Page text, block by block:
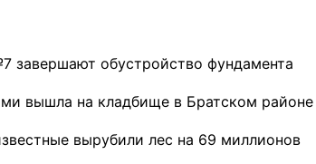
завершают обустройство фундамента
вышла на кладбище в Братском районе
вырубили лес на 69 миллионов